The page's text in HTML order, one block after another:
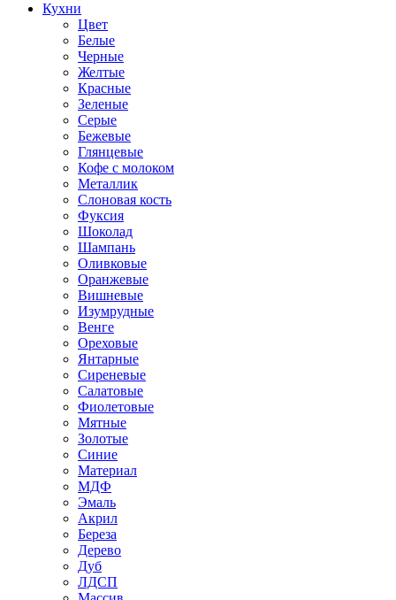
Кухни
Цвет
Белые
Черные
Желтые
Красные
Зеленые
Серые
Бежевые
Глянцевые
Кофе с молоком
Металлик
Слоновая кость
Фуксия
Шоколад
Шампань
Оливковые
Оранжевые
Вишневые
Изумрудные
Венге
Ореховые
Янтарные
Сиреневые
Салатовые
Фиолетовые
Мятные
Золотые
Синие
Материал
МДФ
Эмаль
Акрил
Береза
Дерево
Дуб
ЛДСП